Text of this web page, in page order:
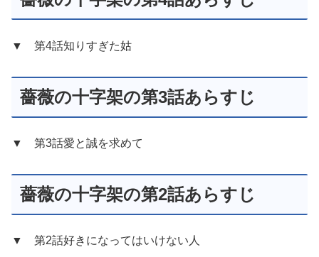
▼ 第4話知りすぎた姑
薔薇の十字架の第3話あらすじ
▼ 第3話愛と誠を求めて
薔薇の十字架の第2話あらすじ
▼ 第2話好きになってはいけない人